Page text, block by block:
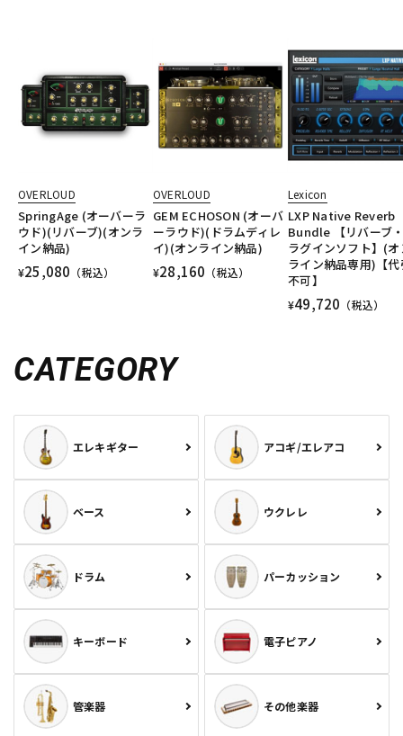
OVERLOUD
SpringAge (オーバーラ
ウド)(リバーブ)(オンラ
イン納品)
¥25,080 （税込）
OVERLOUD
GEM ECHOSON (オーバ
ーラウド)(ドラムディレ
イ)(オンライン納品)
¥28,160 （税込）
Lexicon
LXP Native Reverb
Bundle 【リバーブ
ラグインソフト】(オ
ライン納品専用)【代
不可】
¥49,720 （税込）
CATEGORY
エレキギター アコギ/エレアコ
ベース ウクレレ
ドラム パーカッション
キーボード 電子ピアノ
管楽器 その他楽器